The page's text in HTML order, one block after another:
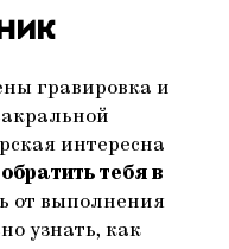
гравировка и
интересна
тебя в
от выполнения
узнать, как